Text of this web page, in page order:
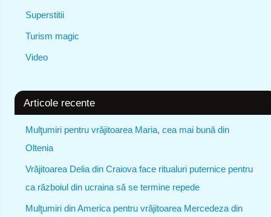
Superstitii
Turism magic
Video
Articole recente
Mulţumiri pentru vrăjitoarea Maria, cea mai bună din
Oltenia
Vrăjitoarea Delia din Craiova face ritualuri puternice pentru
ca războiul din ucraina să se termine repede
Mulţumiri din America pentru vrăjitoarea Mercedeza din